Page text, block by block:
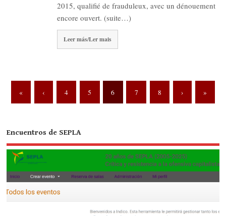
2015, qualifié de frauduleux, avec un dénouement
encore ouvert. (suite…)
Leer más/Ler mais
« ‹ 4 5 6 7 8 › »
Encuentros de SEPLA